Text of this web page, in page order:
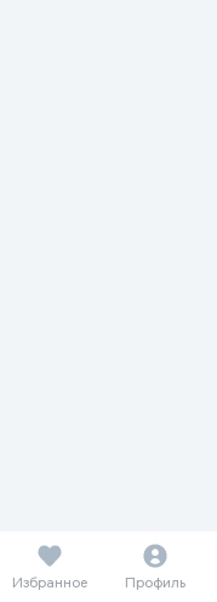
Избранное Профиль